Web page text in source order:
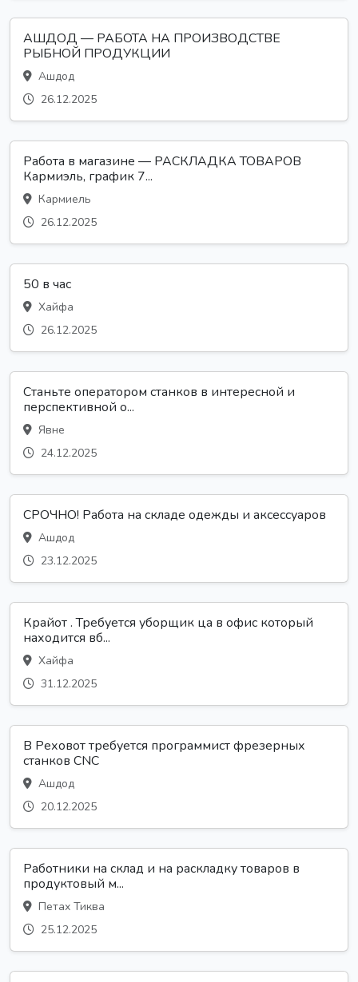
АШДОД — РАБОТА НА ПРОИЗВОДСТВЕ
РЫБНОЙ ПРОДУКЦИИ
Ашдод
26.12.2025
Работа в магазине — РАСКЛАДКА ТОВАРОВ
Кармиэль, график 7...
Кармиель
26.12.2025
50 в час
Хайфа
26.12.2025
Станьте оператором станков в интересной и
перспективной о...
Явне
24.12.2025
СРОЧНО! Работа на складе одежды и аксессуаров
Ашдод
23.12.2025
Крайот . Требуется уборщик ца в офис который
находится вб...
Хайфа
31.12.2025
В Реховот требуется программист фрезерных
станков CNC
Ашдод
20.12.2025
Работники на склад и на раскладку товаров в
продуктовый м...
Петах Тиква
25.12.2025